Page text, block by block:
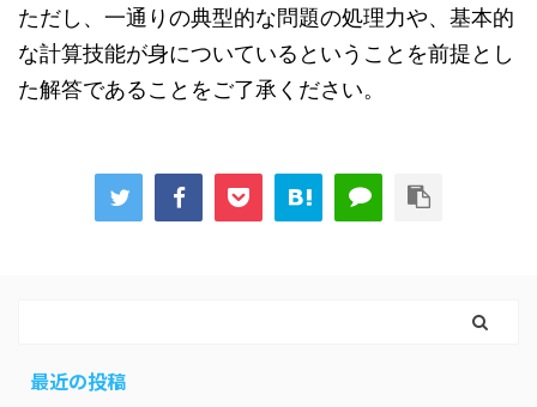
ただし、一通りの典型的な問題の処理力や、基本的
な計算技能が身についているということを前提とし
た解答であることをご了承ください。
最近の投稿